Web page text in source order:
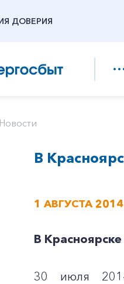
ДОВЕРИЯ
Новости
В
1 АВГУСТА 2014
В
30 июля